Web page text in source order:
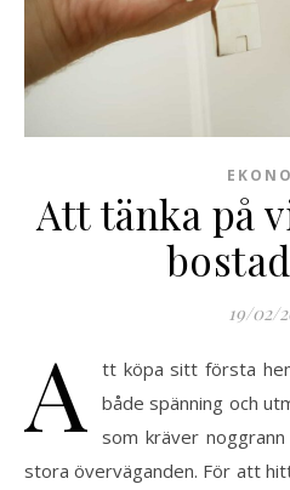
Att tänka på
19/02/
A
tt köpa sitt första
både spänning och
som kräver
stora överväganden. För att